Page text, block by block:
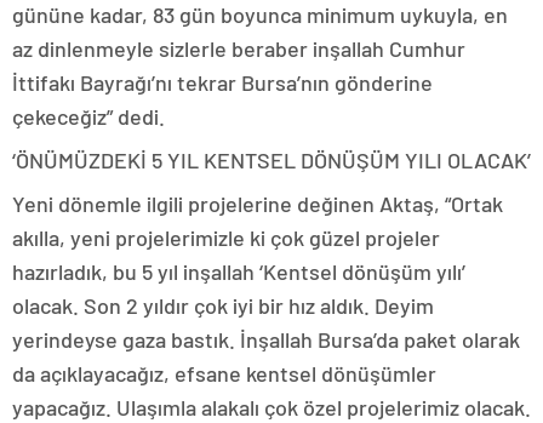
gününe kadar, 83 gün boyunca minimum uykuyla, en
az dinlenmeyle sizlerle beraber inşallah Cumhur
İttifakı Bayrağı’nı tekrar Bursa’nın gönderine
çekeceğiz” dedi.
‘ÖNÜMÜZDEKİ 5 YIL KENTSEL DÖNÜŞÜM YILI OLACAK’
Yeni dönemle ilgili projelerine değinen Aktaş, “Ortak
akılla, yeni projelerimizle ki çok güzel projeler
hazırladık, bu 5 yıl inşallah ‘Kentsel dönüşüm yılı’
olacak. Son 2 yıldır çok iyi bir hız aldık. Deyim
yerindeyse gaza bastık. İnşallah Bursa’da paket olarak
da açıklayacağız, efsane kentsel dönüşümler
yapacağız. Ulaşımla alakalı çok özel projelerimiz olacak.